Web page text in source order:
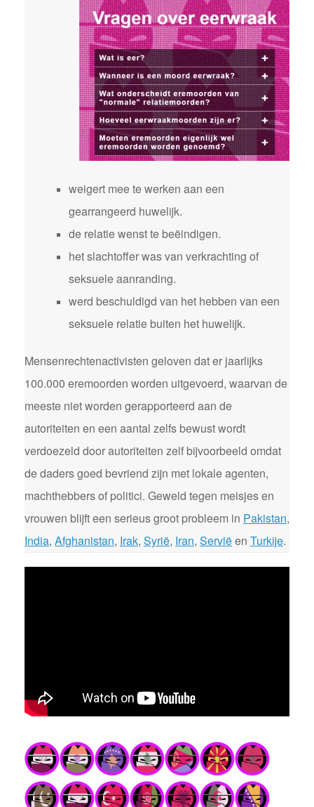
weigert mee te werken aan een
gearrangeerd huwelijk.
de relatie wenst te beëindigen.
het slachtoffer was van verkrachting of
seksuele aanranding.
werd beschuldigd van het hebben van een
seksuele relatie buiten het huwelijk.
Mensenrechtenactivisten geloven dat er jaarlijks
100.000 eremoorden worden uitgevoerd, waarvan de
meeste niet worden gerapporteerd aan de
autoriteiten en een aantal zelfs bewust wordt
verdoezeld door autoriteiten zelf bijvoorbeeld omdat
de daders goed bevriend zijn met lokale agenten,
machthebbers of politici. Geweld tegen meisjes en
vrouwen blijft een serieus groot probleem in Pakistan,
India, Afghanistan, Irak, Syrië, Iran, Serviëen Turkije.